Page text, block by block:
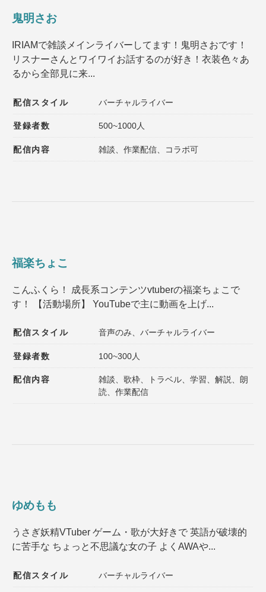
鬼明さお
IRIAMで雑談メインライバーしてます！鬼明さおです！
リスナーさんとワイワイお話するのが好き！衣装色々あ
るから全部見に来...
配信スタイル バーチャルライバー
登録者数 500~1000人
配信内容 雑談、作業配信、コラボ可
福楽ちょこ
こんふくら！ 成長系コンテンツvtuberの福楽ちょこで
す！ 【活動場所】 YouTubeで主に動画を上げ...
配信スタイル 音声のみ、バーチャルライバー
登録者数 100~300人
配信内容
雑談、歌枠、トラベル、学習、解説、朗
読、作業配信
ゆめもも
うさぎ妖精VTuber ゲーム・歌が大好きで 英語が破壊的
に苦手な ちょっと不思議な女の子 よくAWAや...
配信スタイル バーチャルライバー